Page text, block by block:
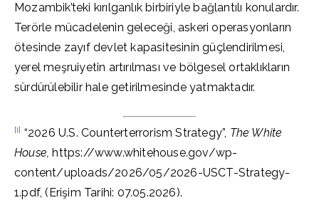
Mozambik’teki kırılganlık birbiriyle bağlantılı konulardır.
Terörle mücadelenin geleceği, askeri operasyonların
ötesinde zayıf devlet kapasitesinin güçlendirilmesi,
yerel meşruiyetin artırılması ve bölgesel ortaklıkların
sürdürülebilir hale getirilmesinde yatmaktadır.
[i] “2026 U.S. Counterterrorism Strategy”, The White
House, https://www.whitehouse.gov/wp-
content/uploads/2026/05/2026-USCT-Strategy-
1.pdf, (Erişim Tarihi: 07.05.2026).